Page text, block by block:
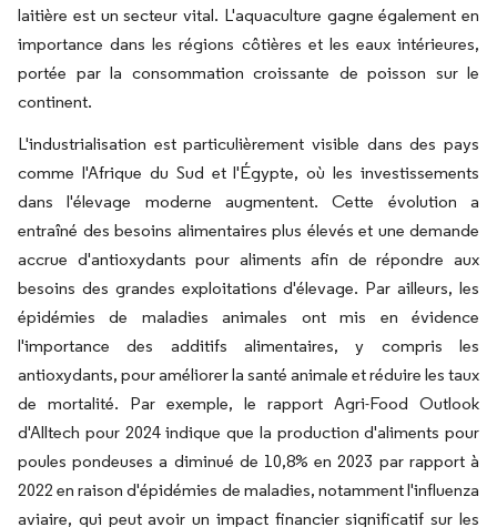
laitière est un secteur vital. L'aquaculture gagne également en
importance dans les régions côtières et les eaux intérieures,
portée par la consommation croissante de poisson sur le
continent.
L'industrialisation est particulièrement visible dans des pays
comme l'Afrique du Sud et l'Égypte, où les investissements
dans l'élevage moderne augmentent. Cette évolution a
entraîné des besoins alimentaires plus élevés et une demande
accrue d'antioxydants pour aliments afin de répondre aux
besoins des grandes exploitations d'élevage. Par ailleurs, les
épidémies de maladies animales ont mis en évidence
l'importance des additifs alimentaires, y compris les
antioxydants, pour améliorer la santé animale et réduire les taux
de mortalité. Par exemple, le rapport Agri-Food Outlook
d'Alltech pour 2024 indique que la production d'aliments pour
poules pondeuses a diminué de 10,8% en 2023 par rapport à
2022 en raison d'épidémies de maladies, notamment l'influenza
aviaire, qui peut avoir un impact financier significatif sur les